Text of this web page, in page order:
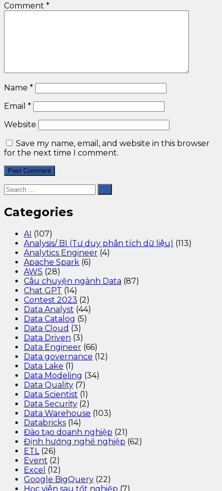
Comment *
Name *
Email *
Website
Save my name, email, and website in this browser
for the next time I comment.
Categories
AI (107)
Analysis/ BI (Tư duy phân tích dữ liệu) (113)
Analytics Engineer (4)
Apache Spark (6)
AWS (28)
Câu chuyện ngành Data (87)
Chat GPT (14)
Contest 2023 (2)
Data Analyst (44)
Data Catalog (5)
Data Cloud (3)
Data Driven (3)
Data Engineer (66)
Data governance (12)
Data Lake (1)
Data Modeling (34)
Data Quality (7)
Data Scientist (1)
Data Security (2)
Data Warehouse (103)
Databricks (14)
Đào tạo doanh nghiệp (21)
Định hướng nghề nghiệp (62)
ETL (26)
Event (2)
Excel (12)
Google BigQuery (22)
Học viên sau tốt nghiệp (7)